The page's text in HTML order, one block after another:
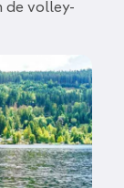
de volley-